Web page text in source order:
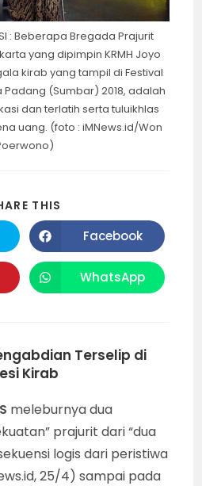
: Beberapa Bregada Prajurit
yang dipimpin KRMH Joyo
kirab yang tampil di Festival
Padang (Sumbar) 2018, adalah
dan terlatih serta tuluikhlas
uang. (foto : iMNews.id/Won
THIS
Opens
in
a
new
window
Facebook
Opens
in
WhatsApp
Terselip di
Kirab
meleburnya dua
prajurit dari “dua
logis dari peristiwa
25/4) sampai pada